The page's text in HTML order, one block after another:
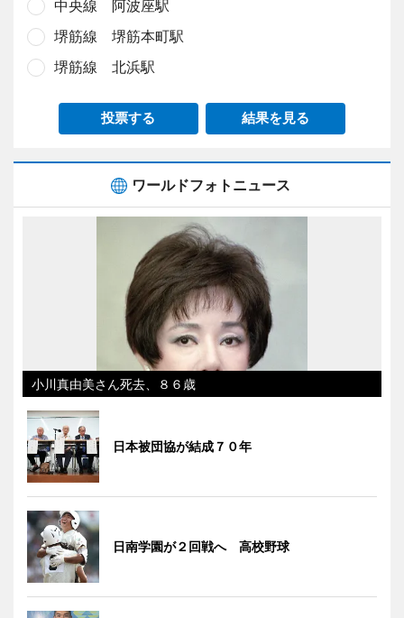
中央線 阿波座駅
堺筋線 堺筋本町駅
堺筋線 北浜駅
投票する 結果を見る
ワールドフォトニュース
小川真由美さん死去、８６歳
日本被団協が結成７０年
日南学園が２回戦へ 高校野球